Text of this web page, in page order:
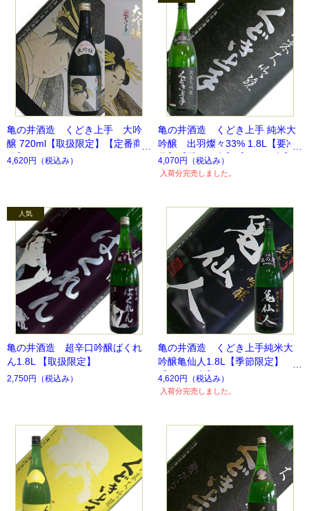
亀の井酒造 くどき上手 大吟
醸 720ml【取扱限定】【定番商
品】
4,620円 （税込み）
亀の井酒造 くどき上手 純米大
吟醸 出羽燦々33% 1.8L【要冷
蔵】【季節限定】【数量限定】
4,070円 （税込み）
入荷分完売しました。
亀の井酒造 超辛口吟醸ばくれ
ん1.8L 【取扱限定】
2,750円 （税込み）
亀の井酒造 くどき上手純米大
吟醸亀仙人1.8L【季節限定】
【数量限定】
4,620円 （税込み）
入荷分完売しました。